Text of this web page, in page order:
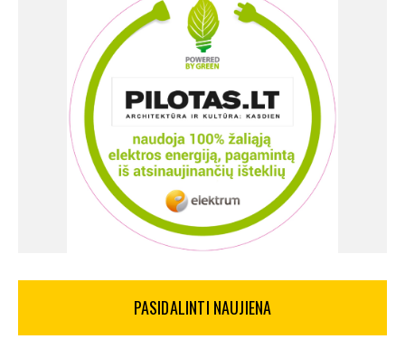
PASIDALINTI NAUJIENA